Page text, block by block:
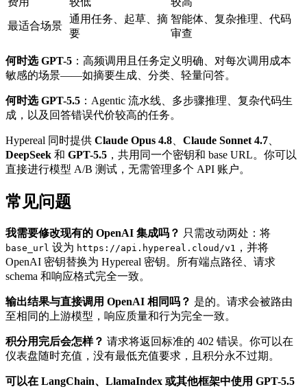
最适合场景
通用任务、起草、摘
要
智能体、复杂推理、代码
审查
何时选 GPT-5 ：高频调用且任务定义明确、对每次调用成本
敏感的场景——如摘要生成、分类、轻量问答。
何时选 GPT-5.5 ：Agentic 流水线、多步骤推理、复杂代码生
成，以及回答错误代价较高的任务。
Hypereal 同时提供 Claude Opus 4.8 Claude Sonnet 4.7
DeepSeek 和 GPT-5.5 ，共用同一个密钥和 base URL。你可以
直接进行模型 A/B 测试，无需管理多个 API 账户。
常见问题
我需要修改现有的 OpenAI 集成吗？ 只需改动两处：将
base_url 设为 https://api.hypereal.cloud/v1 ，并将
OpenAI 密钥替换为 Hypereal 密钥。所有端点路径、请求
schema 和响应格式完全一致。
输出结果与直接调用 OpenAI 相同吗？ 是的。请求会被路由
至相同的上游模型，响应质量和行为完全一致。
积分用完后会怎样？ 请求将返回标准的 402 错误。你可以在
仪表盘随时充值，没有最低充值要求，且积分永不过期。
可以在 LangChain、LlamaIndex 或其他框架中使用 GPT-5.5